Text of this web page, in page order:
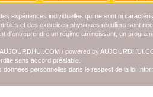
expériences individuelles qui ne sont ni
et des exercices physiques réguliers sont
d'entreprendre un régime amincissant, un
/ powered by
sans accord préalable.
données personnelles dans le respect de la loi